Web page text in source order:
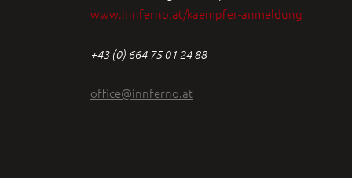
www.innferno.at/kaempfer-anmeldung
+43 (0) 664 75 01 24 88
office@innferno.at